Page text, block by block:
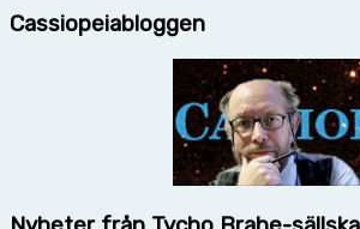
Cassiopeiabloggen